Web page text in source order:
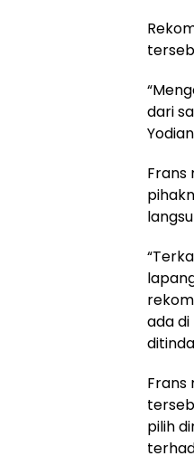
dari
Frans
ada di
Frans
pilih